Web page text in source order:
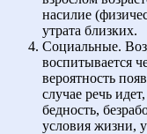
насилие
утрата близких.
Социальные.
воспитывается
вероятность
случае речь
бедность,
условия жизни,